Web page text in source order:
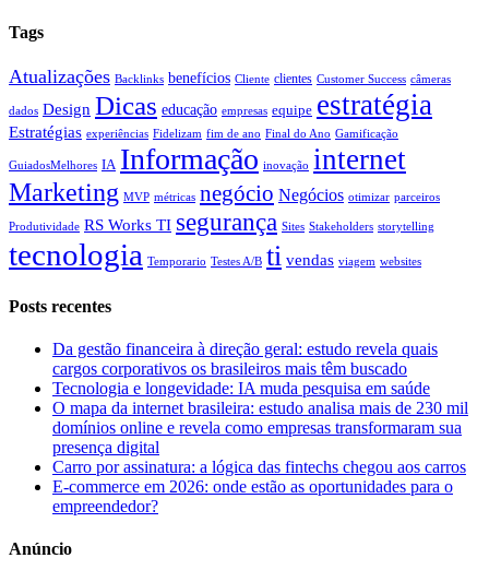
Tags
Atualizações Backlinks benefícios Cliente clientes Customer Success câmeras
dados Design Dicas educação empresas equipe estratégia
Estratégias experiências Fidelizam fim de ano Final do Ano Gamificação
GuiadosMelhores IA Informação inovação internet
Marketing MVP métricas negócio Negócios otimizar parceiros
Produtividade RS Works TI segurança Sites Stakeholders storytelling
tecnologia Temporario Testes A/B ti vendas viagem websites
Posts recentes
Da gestão financeira à direção geral: estudo revela quais
cargos corporativos os brasileiros mais têm buscado
Tecnologia e longevidade: IA muda pesquisa em saúde
O mapa da internet brasileira: estudo analisa mais de 230 mil
domínios online e revela como empresas transformaram sua
presença digital
Carro por assinatura: a lógica das fintechs chegou aos carros
E-commerce em 2026: onde estão as oportunidades para o
empreendedor?
Anúncio